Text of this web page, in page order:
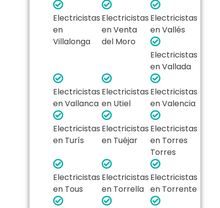
Electricistas
en
Villalonga
Electricistas
en Venta
del Moro
Electricistas
en Vallés
Electricistas
en Vallada
Electricistas
en Vallanca
Electricistas
en Utiel
Electricistas
en Valencia
Electricistas
en Turís
Electricistas
en Tuéjar
Electricistas
en Torres
Torres
Electricistas
en Tous
Electricistas
en Torrella
Electricistas
en Torrente